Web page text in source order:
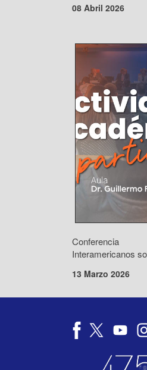
08 Abril 2026
Conferencia
Interamericanos
13 Marzo 2026